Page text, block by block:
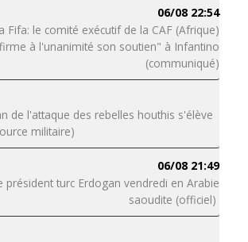
06/08 22:54
Fifa: le comité exécutif de la CAF (Afrique)
à l'unanimité son soutien" à Infantino
(communiqué)
de l'attaque des rebelles houthis s'élève
militaire)
06/08 21:49
président turc Erdogan vendredi en Arabie
saoudite (officiel)